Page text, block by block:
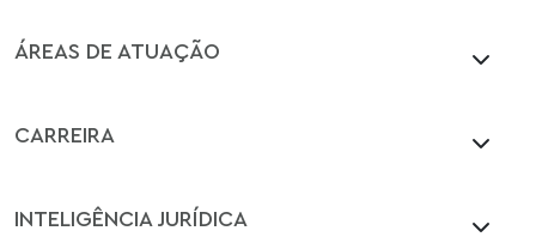
ÁREAS DE ATUAÇÃO
CARREIRA
INTELIGÊNCIA JURÍDICA